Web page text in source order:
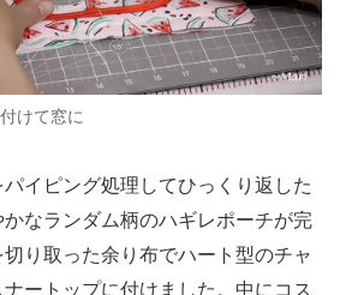
けて窓に
イピング処理してひっくり返した
なランダム柄のハギレポーチが完
り取った余り布でハート型のチャ
ートップに付けました。中にコス